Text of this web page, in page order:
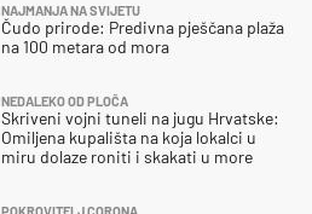
NAJMANJA NA SVIJETU
Čudo prirode: Predivna pješčana plaža
na 100 metara od mora
NEDALEKO OD PLOČA
Skriveni vojni tuneli na jugu Hrvatske:
Omiljena kupališta na koja lokalci u
miru dolaze roniti i skakati u more
POKROVITELJ CORONA